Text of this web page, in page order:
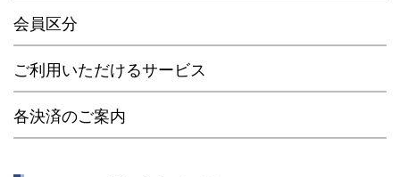
会員区分
ご利用いただけるサービス
各決済のご案内